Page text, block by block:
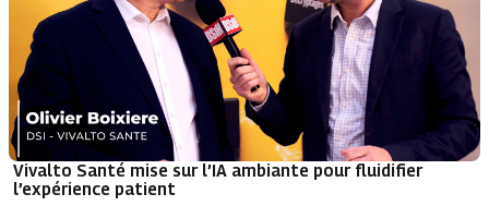
Vivalto Santé mise sur l’IA ambiante pour fluidifier
l’expérience patient